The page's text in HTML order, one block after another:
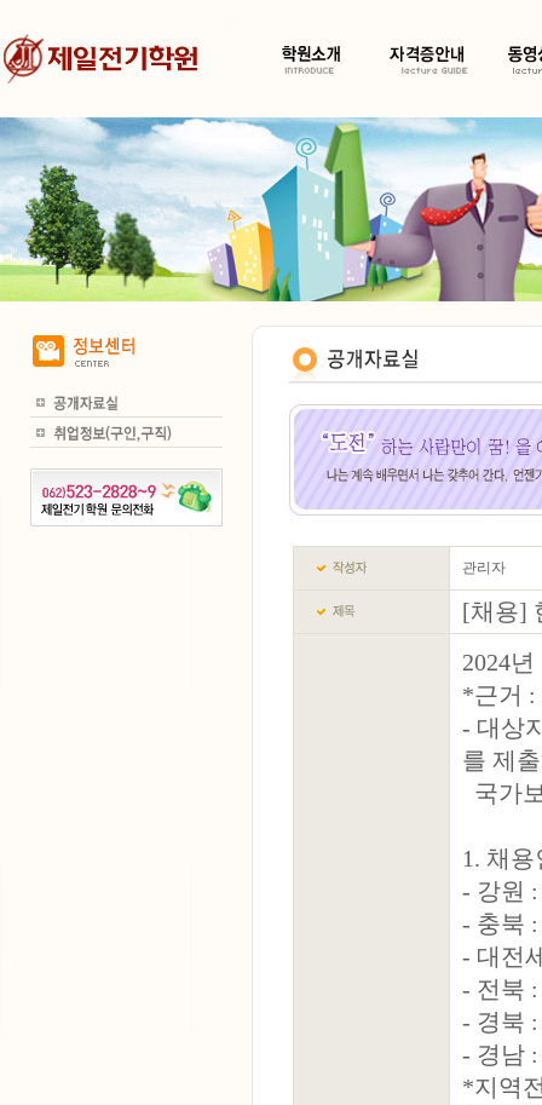
관리자
[채용]
2024
*근거 :
- 대상
를 제
국가
1. 채
- 강원
- 충북
- 대전
- 전북
- 경북
- 경남
*지역